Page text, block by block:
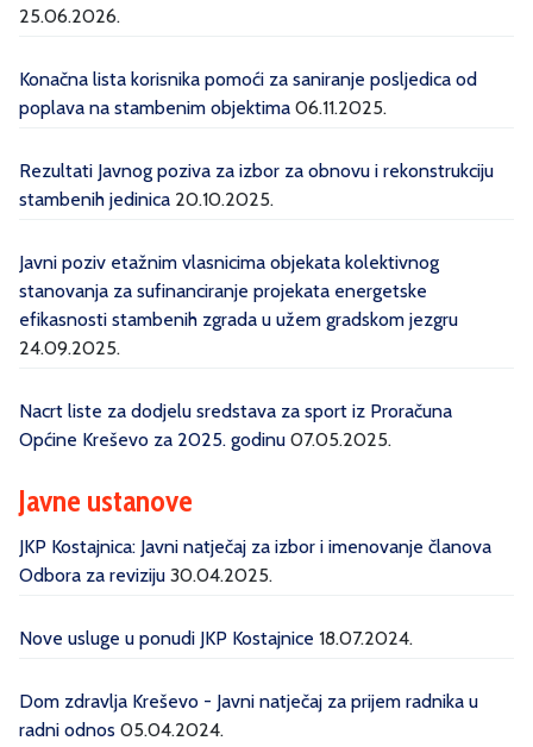
25.06.2026.
Konačna lista korisnika pomoći za saniranje posljedica od
poplava na stambenim objektima 06.11.2025.
Rezultati Javnog poziva za izbor za obnovu i rekonstrukciju
stambenih jedinica 20.10.2025.
Javni poziv etažnim vlasnicima objekata kolektivnog
stanovanja za sufinanciranje projekata energetske
efikasnosti stambenih zgrada u užem gradskom jezgru
24.09.2025.
Nacrt liste za dodjelu sredstava za sport iz Proračuna
Općine Kreševo za 2025. godinu 07.05.2025.
Javne ustanove
JKP Kostajnica: Javni natječaj za izbor i imenovanje članova
Odbora za reviziju 30.04.2025.
Nove usluge u ponudi JKP Kostajnice 18.07.2024.
Dom zdravlja Kreševo - Javni natječaj za prijem radnika u
radni odnos 05.04.2024.